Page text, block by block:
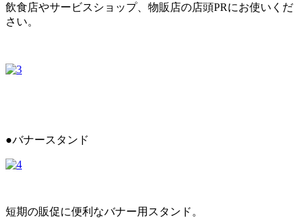
飲食店やサービスショップ、物販店の店頭PRにお使いくだ
さい。
●バナースタンド
短期の販促に便利なバナー用スタンド。